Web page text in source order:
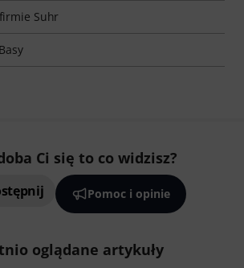
Suhr
Ci się to co widzisz?
Pomoc i opinie
oglądane artykuły